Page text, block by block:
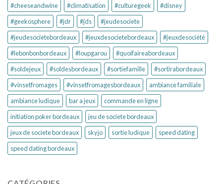
#cheeseandwine
#climatisation #culturegeek
#disney
#geekosphere
#jdr #jds
#jeudesociete
#jeudesocietebordeaux
#jeuxdesocietebordeaux
#jeuxdesociété
#lebonbonbordeaux
#loupgarou
#quoifaireabordeaux
#soldejeux
#soldesbordeaux #sortiefamille
#sortirabordeaux
#vinsetfromages
#vinsetfromagesbordeaux
ambiance familiale
ambiance ludique
bar a jeux
commande en ligne
initiation poker bordeaux
jeu de societe bordeaux
jeux de societe bordeaux
skyjo sortie ludique
speed dating
speed dating bordeaux